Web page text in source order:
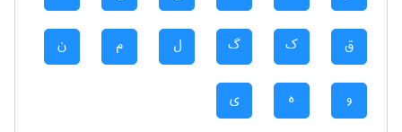
ق ک گ ل م ن
و ه ی